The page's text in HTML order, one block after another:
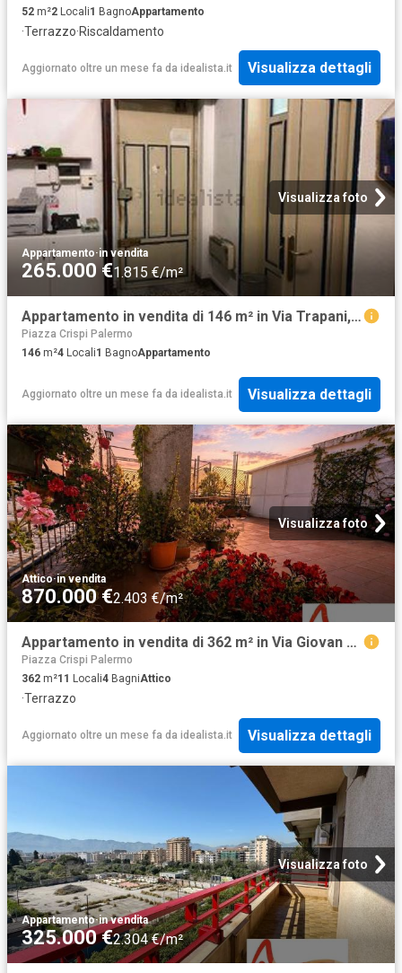
52 m²2 Locali1 BagnoAppartamento
·Terrazzo·Riscaldamento
Aggiornato oltre un mese fa da idealista.it Visualizza dettagli
Visualizza foto
Appartamento·in vendita
265.000 €1.815 €/m²
Appartamento in vendita di 146 m² in Via Trapani, 15
Piazza Crispi Palermo
146 m²4 Locali1 BagnoAppartamento
Aggiornato oltre un mese fa da idealista.it Visualizza dettagli
Visualizza foto
Attico·in vendita
870.000 €2.403 €/m²
Appartamento in vendita di 362 m² in Via Giovan Battista Vaccarini
Piazza Crispi Palermo
362 m²11 Locali4 BagniAttico
·Terrazzo
Aggiornato oltre un mese fa da idealista.it Visualizza dettagli
Visualizza foto
Appartamento·in vendita
325.000 €2.304 €/m²